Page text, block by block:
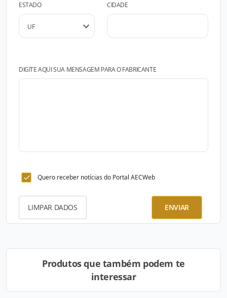
ESTADO CIDADE
DIGITE AQUI SUA MENSAGEM PARA O FABRICANTE
Quero receber notícias do Portal AECWeb
LIMPAR DADOS ENVIAR
Produtos que também podem te
interessar